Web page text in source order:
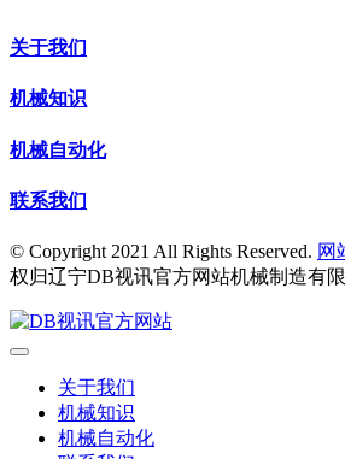
关于我们
机械知识
机械自动化
联系我们
© Copyright 2021 All Rights Reserved. 网
权归辽宁DB视讯官方网站机械制造有
关于我们
机械知识
机械自动化